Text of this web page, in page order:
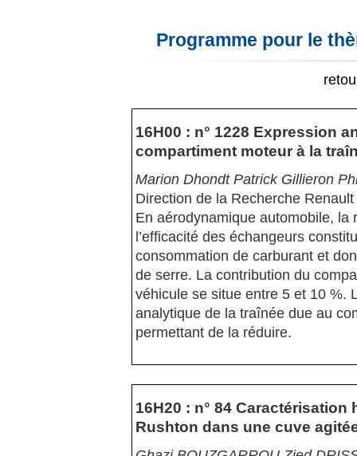
Programme pour le
16H00 : n° 1228 Expression
compartiment moteur à la
Marion Dhondt Patrick Gillieron
Direction de la Recherche Renault
En aérodynamique automobile, la
l’efficacité des échangeurs
consommation de carburant et
de serre. La contribution du
véhicule se situe entre 5 et 10 %.
analytique de la traînée due au
permettant de la réduire.
16H20 : n° 84
Rushton dans une cuve